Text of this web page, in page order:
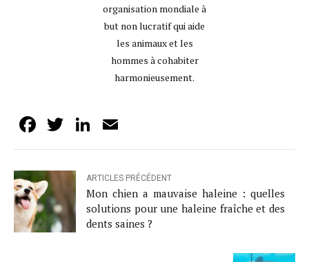
organisation mondiale à
but non lucratif qui aide
les animaux et les
hommes à cohabiter
harmonieusement.
Facebook
TwitterLinkedIn
ARTICLES PRÉCÉDENT
Mon chien a mauvaise haleine : quelles
solutions pour une haleine fraîche et des
dents saines ?